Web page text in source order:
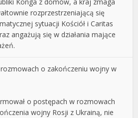
Konga z domów, a kraj zmaga
rozprzestrzeniającą się
sytuacji Kościół i Caritas
angażują się w działania mające
o zakończeniu wojny w
o postępach w rozmowach
wojny Rosji z Ukrainą, nie